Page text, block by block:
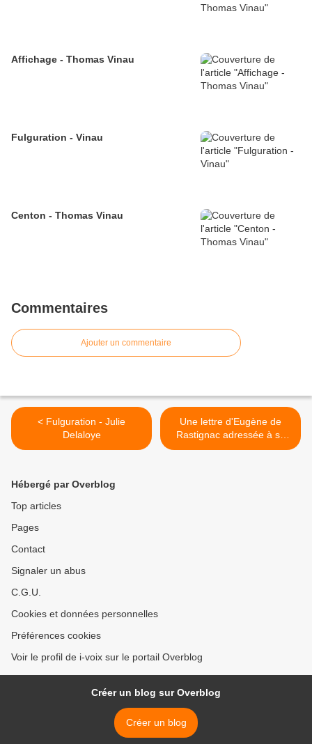
Affichage - Thomas Vinau
Fulguration - Vinau
Centon - Thomas Vinau
Commentaires
Ajouter un commentaire
< Fulguration - Julie
Delaloye
Une lettre d'Eugène de
Rastignac adressée à sa
mère >
Hébergé par Overblog
Top articles
Pages
Contact
Signaler un abus
C.G.U.
Cookies et données personnelles
Préférences cookies
Voir le profil de i-voix sur le portail Overblog
Créer un blog sur Overblog
Créer un blog